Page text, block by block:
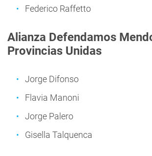
Federico Raffetto
Alianza Defendamos
Provincias Unidas
Jorge Difonso
Flavia Manoni
Jorge Palero
Gisella Talquenca